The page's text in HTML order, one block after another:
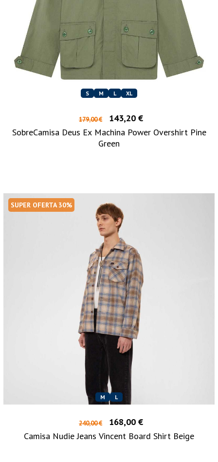
S M L XL
179,00 €
143,20 €
SobreCamisa Deus Ex Machina Power Overshirt Pine
Green
SUPER OFERTA 30%
M L
240,00 €
168,00 €
Camisa Nudie Jeans Vincent Board Shirt Beige